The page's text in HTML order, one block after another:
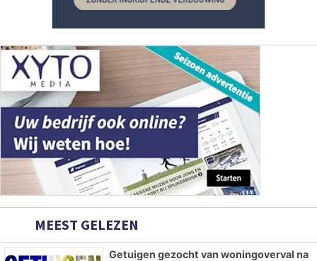
MEEST GELEZEN
Getuigen gezocht van woningoverval na